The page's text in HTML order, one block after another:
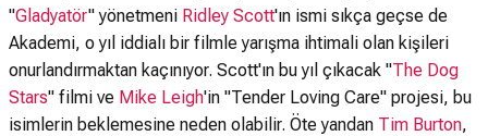
"Gladyatör" yönetmeni Ridley Scott'ın ismi sıkça geçse de
Akademi, o yıl iddialı bir filmle yarışma ihtimali olan kişileri
onurlandırmaktan kaçınıyor. Scott'ın bu yıl çıkacak "The Dog
Stars" filmi ve Mike Leigh'in "Tender Loving Care" projesi, bu
isimlerin beklemesine neden olabilir. Öte yandan Tim Burton,